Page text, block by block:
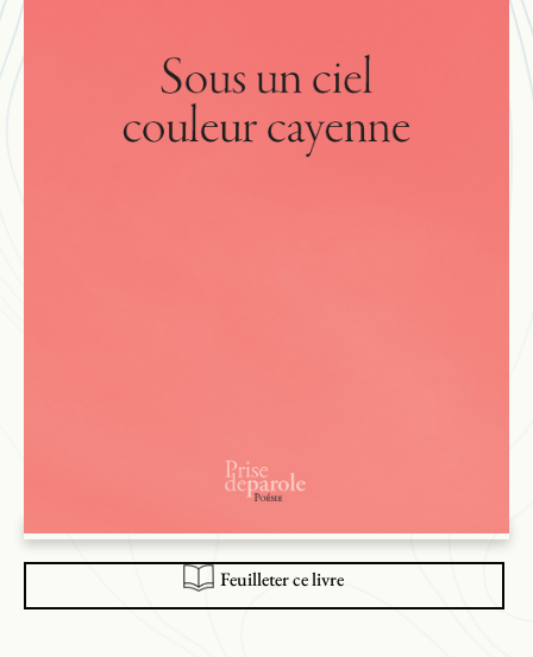
Feuilleter ce livre